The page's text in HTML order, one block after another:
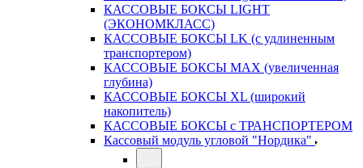
КАССОВЫЕ БОКСЫ LIGHT
(ЭКОНОМКЛАСС)
КАССОВЫЕ БОКСЫ LK (с удлиненным
транспортером)
КАССОВЫЕ БОКСЫ MAX (увеличенная
глубина)
КАССОВЫЕ БОКСЫ XL (широкий
накопитель)
КАССОВЫЕ БОКСЫ с ТРАНСПОРТЕРОМ
Кассовый модуль угловой "Нордика"